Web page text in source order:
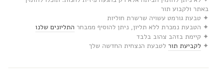
באתר ולקבוע תור
✦ טבעת גורמט עשויה שרשרת חוליות
✦ הטבעת נמכרת ללא תליון, ניתן להוסיף ממבחר התליונים שלנו
✦ קיימת בזהב צהוב בלבד
✦ לקביעת תור לטבעת הנצחית החדשה שלך